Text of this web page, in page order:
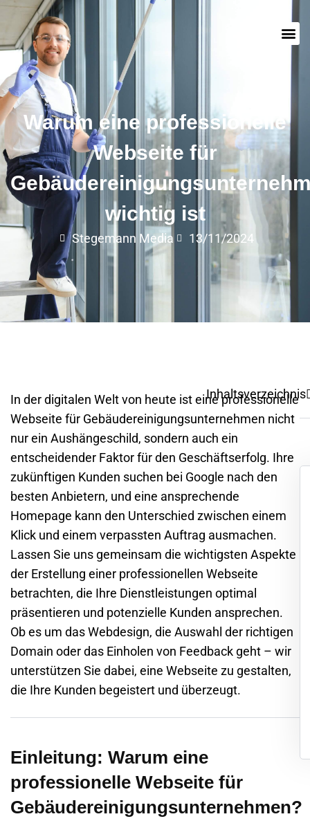
Warum eine professionelle
Webseite für
wichtig ist
Stegemann Media 13/11/2024
In der digitalen Welt von heute ist eine professionelle
Webseite für Gebäudereinigungsunternehmen nicht
nur ein Aushängeschild, sondern auch ein
entscheidender Faktor für den Geschäftserfolg. Ihre
zukünftigen Kunden suchen bei Google nach den
besten Anbietern, und eine ansprechende
Homepage kann den Unterschied zwischen einem
Klick und einem verpassten Auftrag ausmachen.
Lassen Sie uns gemeinsam die wichtigsten Aspekte
der Erstellung einer professionellen Webseite
betrachten, die Ihre Dienstleistungen optimal
präsentieren und potenzielle Kunden ansprechen.
Ob es um das Webdesign, die Auswahl der richtigen
Domain oder das Einholen von Feedback geht – wir
unterstützen Sie dabei, eine Webseite zu gestalten,
die Ihre Kunden begeistert und überzeugt.
Einleitung: Warum eine
professionelle Webseite für
Gebäudereinigungsunternehmen?
Inhaltsverzeichnis